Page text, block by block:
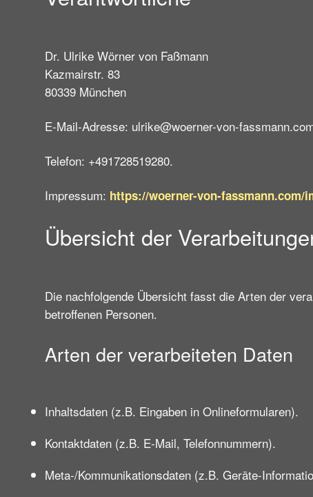
Dr. Ulrike Wörner von Faßmann
Kazmairstr. 83
80339 München
E-Mail-Adresse: ulrike@woerner-von-
Telefon: +491728519280.
Impressum: https://woerner-von-fassmann.com/
Übersicht der
Die nachfolgende Übersicht fasst die Arten der
betroffenen Personen.
Arten der verarbeiteten Daten
Inhaltsdaten (z.B. Eingaben in Onlineformularen).
Kontaktdaten (z.B. E-Mail, Telefonnummern).
Meta-/Kommunikationsdaten (z.B. Geräte-